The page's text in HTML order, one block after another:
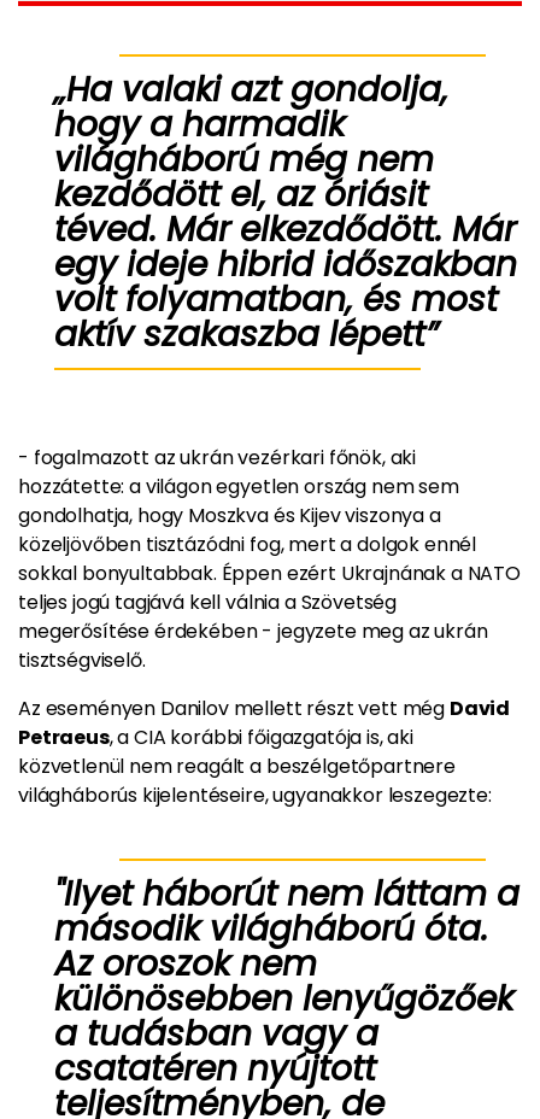
„Ha valaki azt gondolja,
hogy a harmadik
világháború még nem
kezdődött el, az óriásit
téved. Már elkezdődött. Már
egy ideje hibrid időszakban
voltfolyamatban, és most
aktív szakaszba lépett”
- fogalmazott az ukrán vezérkari főnök, aki
hozzátette: a világon egyetlen ország nem sem
gondolhatja, hogy Moszkva és Kijev viszonya a
közeljövőben tisztázódni fog, mert a dolgok ennél
sokkal bonyultabbak. Éppen ezért Ukrajnának a NATO
teljes jogú tagjává kell válnia a Szövetség
megerősítése érdekében - jegyzete meg az ukrán
tisztségviselő.
Az eseményen Danilov mellett részt vett még David
Petraeus, a CIA korábbi főigazgatója is, aki
közvetlenül nem reagált a beszélgetőpartnere
világháborús kijelentéseire, ugyanakkor leszegezte:
"Ilyet háborút nem láttam a
második világháború óta.
Az oroszok nem
különösebben lenyűgözőek
a tudásban vagy a
csatatéren nyújtott
teljesítményben, de